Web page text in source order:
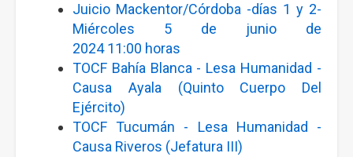
Juicio Mackentor/Córdoba -días 1 y 2-
Miércoles 5 de junio de
2024 11:00 horas
TOCF Bahía Blanca - Lesa Humanidad -
Causa Ayala (Quinto Cuerpo Del
Ejército)
TOCF Tucumán - Lesa Humanidad -
Causa Riveros (Jefatura III)